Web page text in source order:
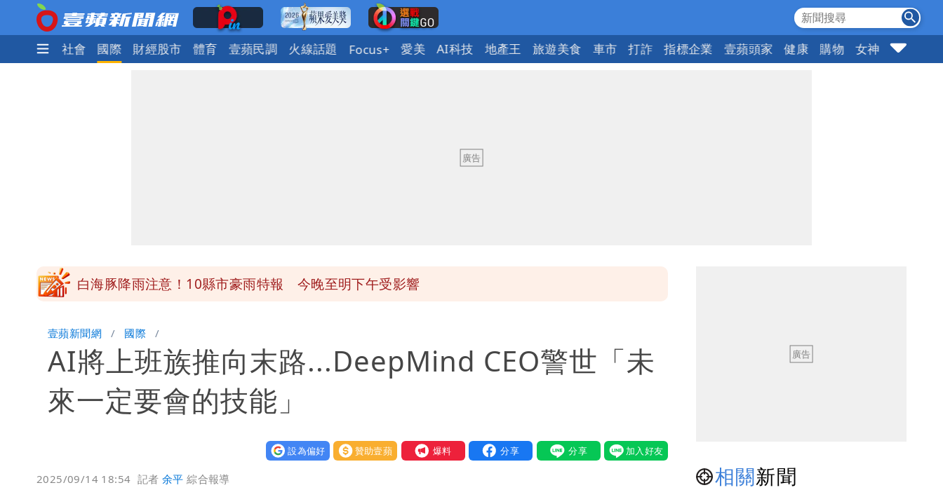
政治 社會 國際 財經股市 體育 壹蘋民調 火線話題 Focus+ 愛美 AI科技 地產王 旅遊美食 車市 打詐 指標企業 壹蘋頭家 健康 購物 女神 10點強打
白海豚降雨注意！10縣市豪雨特報 今晚至明下午受影響
壹蘋新聞網 國際
AI將上班族推向末路...DeepMind CEO警世「未
來一定要會的技能」
設為偏好 贊助壹蘋 我要爆料
2025/09/14 18:54 記者余平 綜合報導 相關新聞